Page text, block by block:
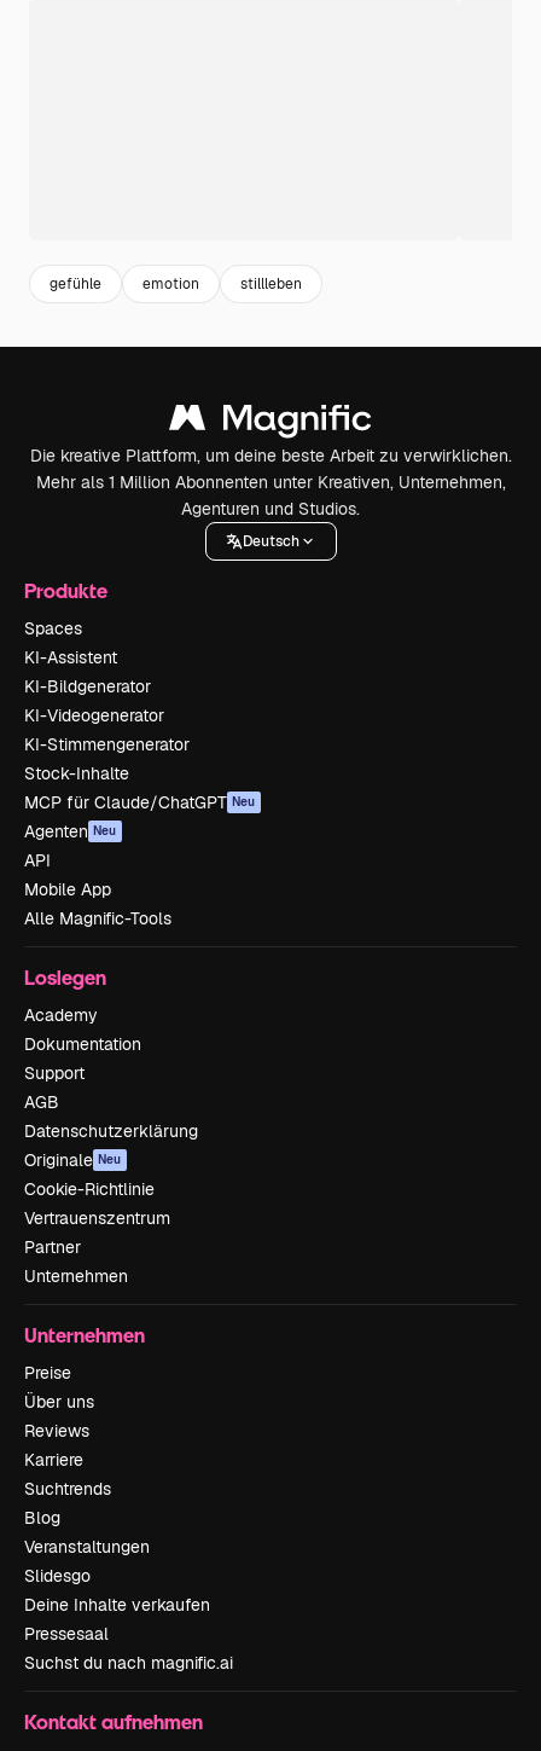
gefühle emotion stillleben
Die kreative Plattform, um deine beste Arbeit zu verwirklichen.
Mehr als 1 Million Abonnenten unter Kreativen, Unternehmen,
Agenturen und Studios.
Deutsch
Produkte
Spaces
KI-Assistent
KI-Bildgenerator
KI-Videogenerator
KI-Stimmengenerator
Stock-Inhalte
MCP für Claude/ChatGPT Neu
Agenten Neu
API
Mobile App
Alle Magnific-Tools
Loslegen
Academy
Dokumentation
Support
AGB
Datenschutzerklärung
Originale Neu
Cookie-Richtlinie
Vertrauenszentrum
Partner
Unternehmen
Unternehmen
Preise
Über uns
Reviews
Karriere
Suchtrends
Blog
Veranstaltungen
Slidesgo
Deine Inhalte verkaufen
Pressesaal
Suchst du nach magnific.ai
Kontakt aufnehmen